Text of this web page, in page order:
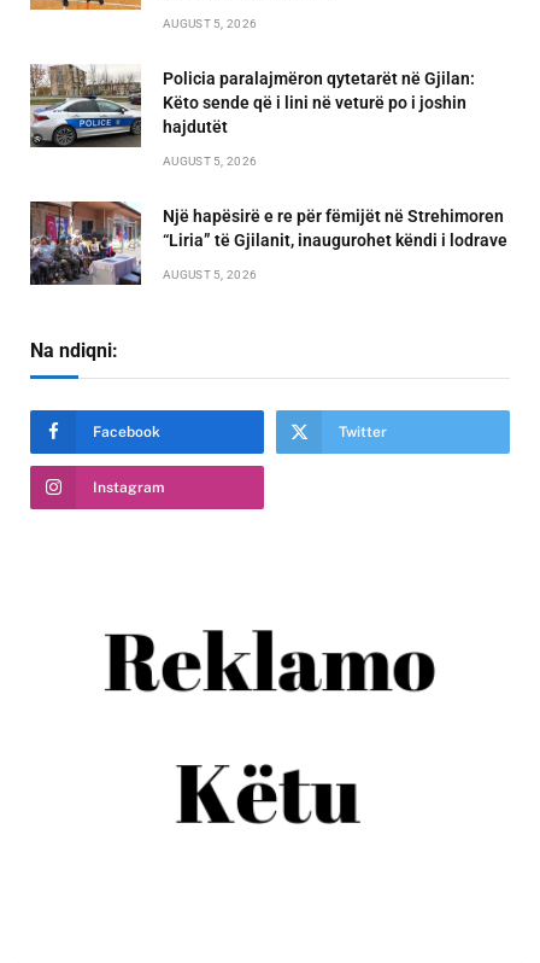
AUGUST 5, 2026
Policia paralajmëron qytetarët në Gjilan:
Këto sende që i lini në veturë po i joshin
hajdutët
AUGUST 5, 2026
Një hapësirë e re për fëmijët në Strehimoren
“Liria” të Gjilanit, inaugurohet këndi i lodrave
AUGUST 5, 2026
Na ndiqni:
Facebook Twitter
Instagram